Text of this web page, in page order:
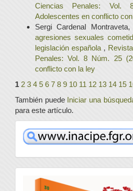
Ciencias Penales: Vol.
Adolescentes en conflicto
Sergi Cardenal Montraveta,
agresiones sexuales
legislación española ,
Penales: Vol. 8 Núm. 25
conflicto con la ley
1 2 3 4 5 6 7 8 9 10 11 12 13 14 15
También puede Iniciar una
para este artículo.
www
convocatoria